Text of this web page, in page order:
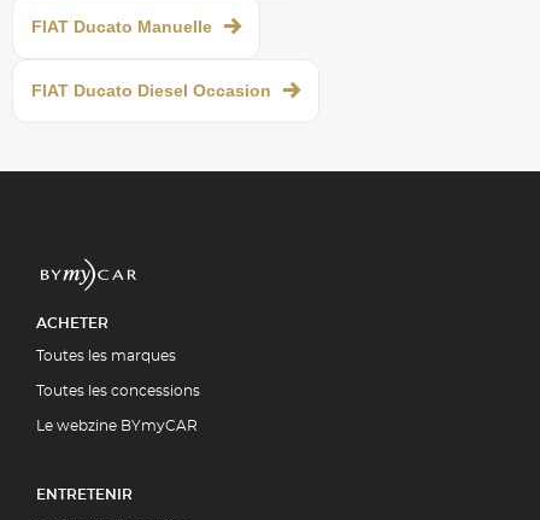
FIAT Ducato Manuelle
FIAT Ducato Diesel Occasion
ACHETER
Toutes les marques
Toutes les concessions
Le webzine BYmyCAR
ENTRETENIR